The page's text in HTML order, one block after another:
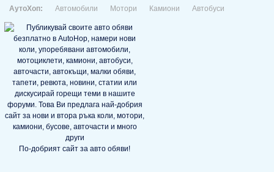
АутоХоп: Автомобили Мотори Камиони Автобуси
По-добрият сайт за авто обяви!